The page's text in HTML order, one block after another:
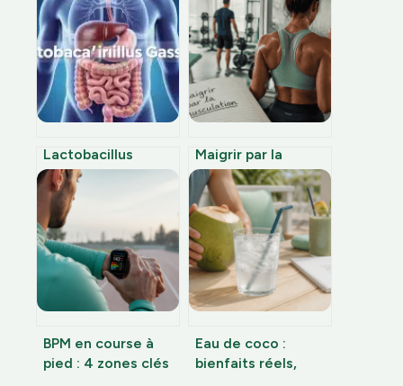
Lactobacillus
gasseri : 3 critères
techniques pour
choisir votre
probiotique
Maigrir par la
musculation :
pourquoi soulever
des poids surpasse
le cardio pour
transformer votre
silhouette
BPM en course à
pied : 4 zones clés
Eau de coco :
bienfaits réels,